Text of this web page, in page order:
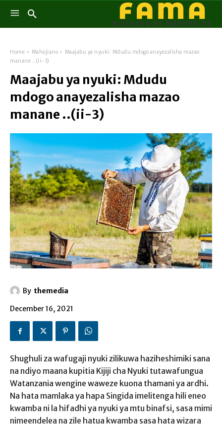
Home Mahojiano
Maajabu ya nyuki: Mdudu mdogo anayezalisha mazao
manane ..(ii-3)
Maajabu ya nyuki: Mdudu
mdogo anayezalisha mazao
manane ..(ii-3)
By themedia
December 16, 2021
Shughuli za wafugaji nyuki zilikuwa haziheshimiki sana
na ndiyo maana kupitia Kijiji cha Nyuki tutawafungua
Watanzania wengine waweze kuona thamani ya ardhi.
Na hata mamlaka ya hapa Singida imelitenga hili eneo
kwamba ni la hifadhi ya nyuki ya mtu binafsi, sasa mimi
nimeendelea na zile hatua kwamba sasa hata wizara